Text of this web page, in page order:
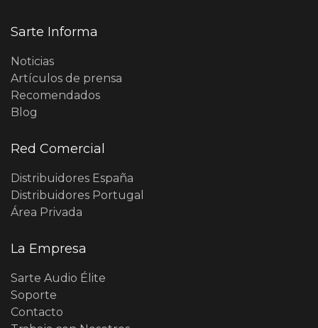
Sarte Informa
Noticias
Artículos de prensa
Recomendados
Blog
Red Comercial
Distribuidores España
Distribuidores Portugal
Área Privada
La Empresa
Sarte Audio Élite
Soporte
Contacto